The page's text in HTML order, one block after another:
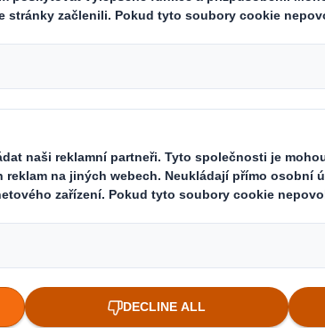
kvality
systému řízení kvality
směru)
i písmem